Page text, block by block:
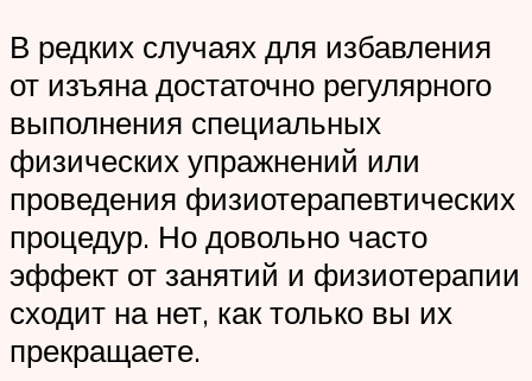
В редких случаях для избавления
от изъяна достаточно регулярного
выполнения специальных
физических упражнений или
проведения физиотерапевтических
процедур. Но довольно часто
эффект от занятий и физиотерапии
сходит на нет, как только вы их
прекращаете.